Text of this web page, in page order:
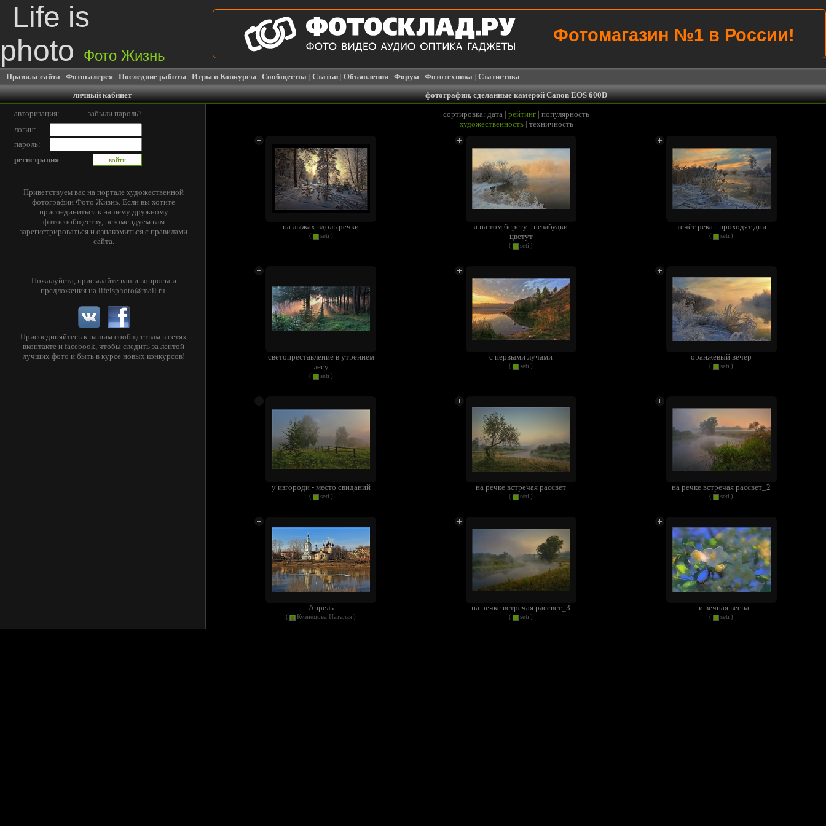
Life is
photo
Фото Жизнь
Убиваем цены на всё!
Правила сайта | Фотогалерея | Последние работы | Игры и Конкурсы | Сообщества | Статьи | Объявления | Форум | Фототехника | Статистика
личный кабинет
фотографии, сделанные камерой Canon EOS 600D
авторизация:
забыли пароль?
логин:
пароль:
регистрация
Приветствуем вас на портале художественной
фотографии Фото Жизнь. Если вы хотите
присоединиться к нашему дружному
фотосообществу, рекомендуем вам
зарегистрироваться и ознакомиться справилами
сайта.
Пожалуйста, присылайте ваши вопросы и
предложения на lifeisphoto@mail.ru.
Присоединяйтесь к нашим сообществам в сетях
вконтакте иfacebook, чтобы следить за лентой
лучших фото и быть в курсе новых конкурсов!
сортировка: дата | рейтинг | популярность
художественность| техничность
на лыжах вдоль речки
( seti )
а на том берегу - незабудки
цветут
( seti )
течёт река - проходят дни
( seti )
светопреставление в утреннем
лесу
( seti )
с первыми лучами
( seti )
оранжевый вечер
( seti )
у изгороди - место свиданий
( seti )
на речке встречая рассвет
( seti )
на речке встречая рассвет_2
( seti )
Апрель
( Кузнецова Наталья)
на речке встречая рассвет_3
( seti )
...и вечная весна
( seti )